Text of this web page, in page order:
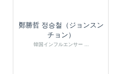
鄭勝哲 정승철（ジョンスン
チョン）
韓国インフルエンサー ...